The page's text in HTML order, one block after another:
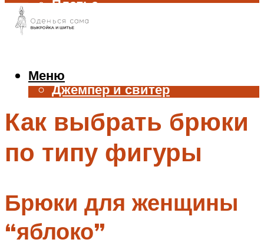
Платье
Брюки
Жилет
Джемпер и свитер
Аксессуары
Меню
Меню
Как выбрать брюки
по типу фигуры
Брюки для женщины
“яблоко”